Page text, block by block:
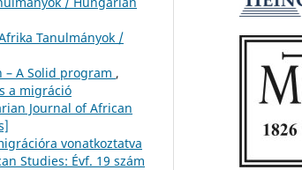
Tanulmányok /
A Solid program ,
a migráció
Journal of African
vonatkoztatva
Studies: Évf. 19 szám